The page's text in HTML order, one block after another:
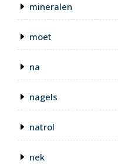
mineralen
moet
na
nagels
natrol
nek